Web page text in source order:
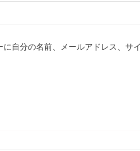
自分の名前、メールアドレス、サ